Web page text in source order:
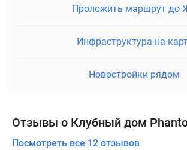
Проложить маршрут до
Инфраструктура на
Новостройки рядом
Отзывы о Клубный дом
Посмотреть все 12 отзывов